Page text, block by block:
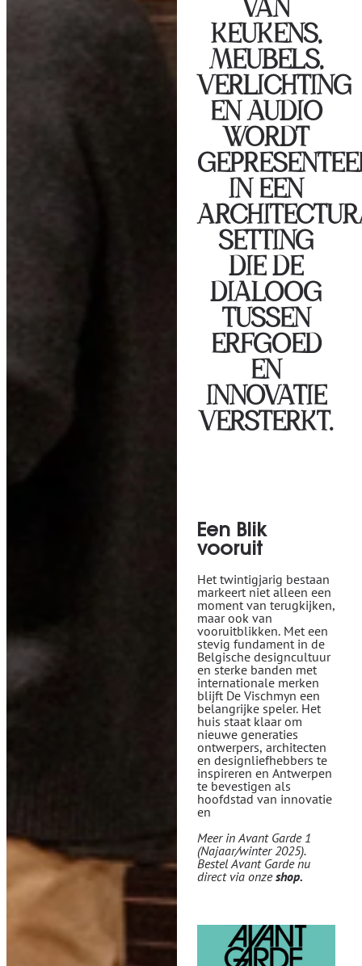
VAN
KEUKENS,
MEUBELS,
VERLICHTING
EN AUDIO
WORDT
IN EEN
SETTING
DIE DE
DIALOOG
TUSSEN
ERFGOED
EN
INNOVATIE
VERSTERKT.
Een Blik
vooruit
Het twintigjarig bestaan
markeert niet alleen een
moment van terugkijken,
maar ook van
vooruitblikken. Met een
stevig fundament in de
Belgische designcultuur
en sterke banden met
internationale merken
blijft De Vischmyn een
belangrijke speler. Het
huis staat klaar om
nieuwe generaties
ontwerpers, architecten
en designliefhebbers te
inspireren en Antwerpen
te bevestigen als
hoofdstad van innovatie
en
Meer in Avant Garde 1
(Najaar/winter 2025).
Bestel Avant Garde nu
direct via onzeshop.